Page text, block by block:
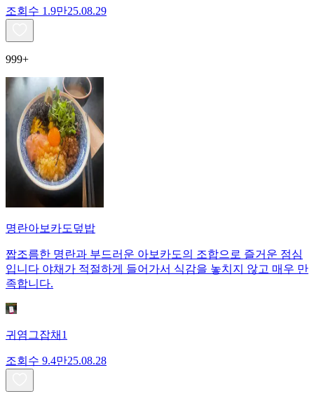
조회수 1.9만25.08.29
999+
명란아보카도덮밥
짭조름한 명란과 부드러운 아보카도의 조합으로 즐거운 점심
입니다 야채가 적절하게 들어가서 식감을 놓치지 않고 매우 만
족합니다.
귀염그잡채1
조회수 9.4만25.08.28